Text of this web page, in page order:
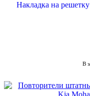
Накладка на
В